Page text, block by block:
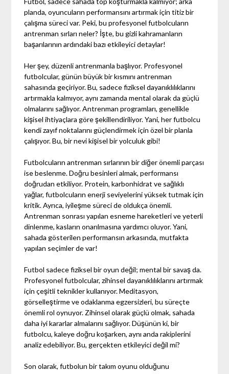
planda, oyuncuların performansını artırmak için titiz bir
çalışma süreci var. Peki, bu profesyonel futbolcuların
antrenman sırları neler? İşte, bu gizli kahramanların
başarılarının ardındaki bazı etkileyici detaylar!
Her şey, düzenli antrenmanla başlıyor. Profesyonel
futbolcular, günün büyük bir kısmını antrenman
sahasında geçiriyor. Bu, sadece fiziksel dayanıklılıklarını
artırmakla kalmıyor, aynı zamanda mental olarak da güçlü
olmalarını sağlıyor. Antrenman programları, genellikle
kişisel ihtiyaçlara göre şekillendiriliyor. Yani, her futbolcu
kendi zayıf noktalarını güçlendirmek için özel bir planla
çalışıyor. Bu, bir nevi kişisel bir yolculuk gibi!
Futbolcuların antrenman sırlarının bir diğer önemli parçası
ise beslenme. Doğru besinleri almak, performansı
doğrudan etkiliyor. Protein, karbonhidrat ve sağlıklı
yağlar, futbolcuların enerji seviyelerini yüksek tutmak için
kritik. Ayrıca, iyileşme süreci de oldukça önemli.
Antrenman sonrası yapılan esneme hareketleri ve yeterli
dinlenme, kasların onarılmasına yardımcı oluyor. Yani,
sahada gösterilen performansın arkasında, mutfakta
yapılan seçimler de var!
Futbol sadece fiziksel bir oyun değil; mental bir savaş da.
Profesyonel futbolcular, zihinsel dayanıklılıklarını artırmak
için çeşitli teknikler kullanıyor. Meditasyon,
görselleştirme ve odaklanma egzersizleri, bu süreçte
önemli rol oynuyor. Zihinsel olarak güçlü olmak, sahada
daha iyi kararlar almalarını sağlıyor. Düşünün ki, bir
futbolcu, kaleye doğru koşarken, aynı anda rakiplerini
analiz edebiliyor. Bu, gerçekten etkileyici değil mi?
Son olarak, futbolun bir takım oyunu olduğunu